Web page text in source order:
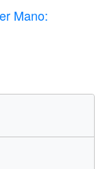
Mano: